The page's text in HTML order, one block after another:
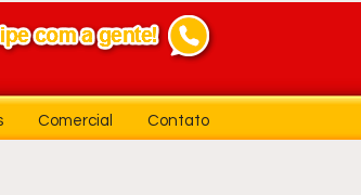
Comercial Contato